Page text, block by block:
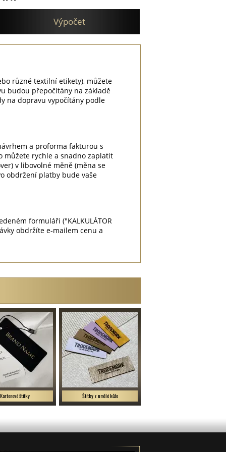
Výpočet
různé textilní etikety), můžete
budou přepočítány na základě
na dopravu vypočítány podle
a proforma fakturou s
můžete rychle a snadno zaplatit
v libovolné měně (měna se
obdržení platby bude vaše
formuláři ("KALKULÁTOR
obdržíte e-mailem cenu a
Kartonové štítky Štítky z umělé kůže